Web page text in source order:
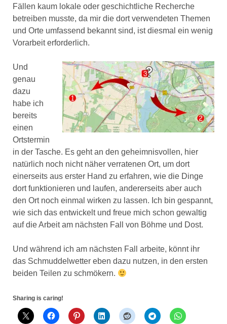
Fällen kaum lokale oder geschichtliche Recherche
betreiben musste, da mir die dort verwendeten Themen
und Orte umfassend bekannt sind, ist diesmal ein wenig
Vorarbeit erforderlich.
Und
genau
dazu
habe ich
bereits
einen
Ortstermin
in der Tasche. Es geht an den geheimnisvollen, hier
natürlich noch nicht näher verratenen Ort, um dort
einerseits aus erster Hand zu erfahren, wie die Dinge
dort funktionieren und laufen, andererseits aber auch
den Ort noch einmal wirken zu lassen. Ich bin gespannt,
wie sich das entwickelt und freue mich schon gewaltig
auf die Arbeit am nächsten Fall von Böhme und Dost.
Und während ich am nächsten Fall arbeite, könnt ihr
das Schmuddelwetter eben dazu nutzen, in den ersten
beiden Teilen zu schmökern.
Sharing is caring!